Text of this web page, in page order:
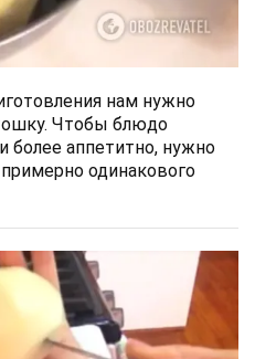
нам нужно
Чтобы блюдо
более аппетитно, нужно
одинакового